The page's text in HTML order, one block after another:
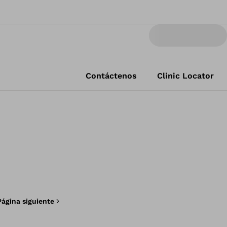
Contáctenos Clinic Locator
siguiente